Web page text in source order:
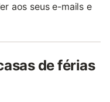
aos seus e-mails e
de férias